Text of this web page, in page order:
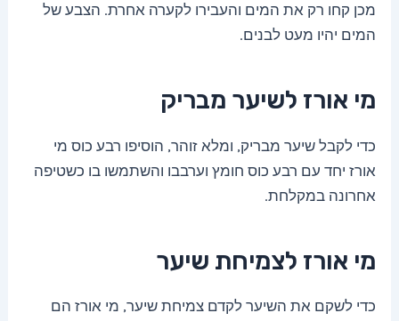
מכן קחו רק את המים והעבירו לקערה אחרת. הצבע של
המים יהיו מעט לבנים.
מי אורז לשיער מבריק
כדי לקבל שיער מבריק, ומלא זוהר, הוסיפו רבע כוס מי
אורז יחד עם רבע כוס חומץ וערבבו והשתמשו בו כשטיפה
אחרונה במקלחת.
מי אורז לצמיחת שיער
כדי לשקם את השיער לקדם צמיחת שיער, מי אורז הם